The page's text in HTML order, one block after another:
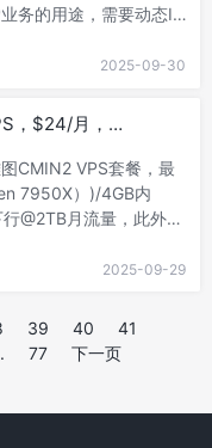
务的用途，需要动态IP
IP网络。丽萨主机官
可自助一键更换IP，
解锁动画疯，IP纯净。
，W- 阅读剩余部分 -
2025-09-30
，$24/月，
CMIN2 VPS套餐，最
7950X）)/4GB内
@2TB月流量，此外还
，此外还要吐槽月
KVM VPS –
剩余部分 -
2025-09-29
39 40
41
77 下一页